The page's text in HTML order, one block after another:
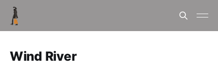
Wind River